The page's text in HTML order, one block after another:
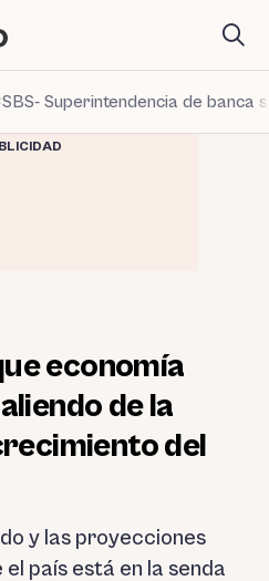
SBS- Superintendencia de banca
economía
de la
del
y las proyecciones
país está en la senda